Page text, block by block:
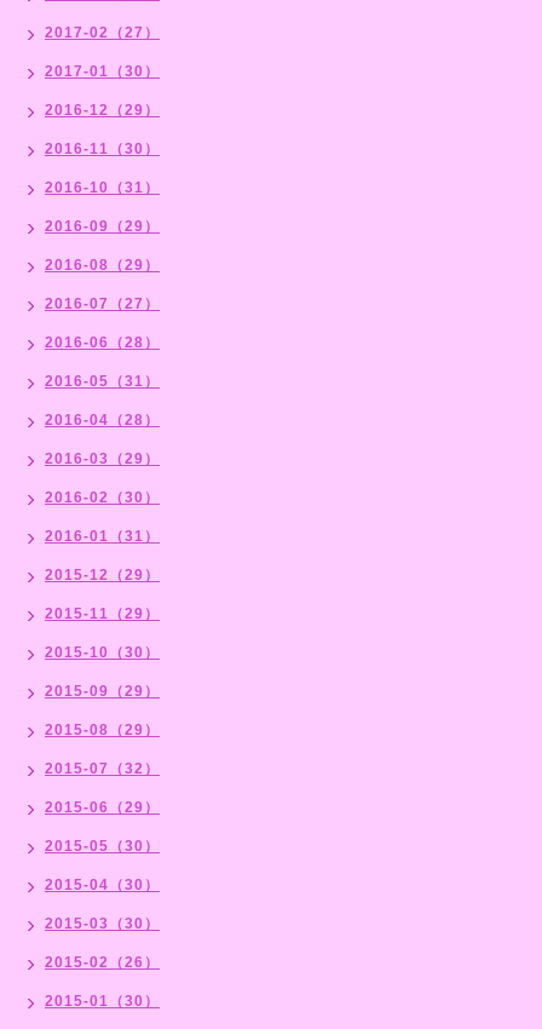
2017-02（27）
2017-01（30）
2016-12（29）
2016-11（30）
2016-10（31）
2016-09（29）
2016-08（29）
2016-07（27）
2016-06（28）
2016-05（31）
2016-04（28）
2016-03（29）
2016-02（30）
2016-01（31）
2015-12（29）
2015-11（29）
2015-10（30）
2015-09（29）
2015-08（29）
2015-07（32）
2015-06（29）
2015-05（30）
2015-04（30）
2015-03（30）
2015-02（26）
2015-01（30）